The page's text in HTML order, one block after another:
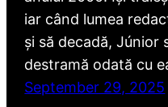
iar când lumea
și să decadă, Júnior
destramă odată cu
September 29, 2025